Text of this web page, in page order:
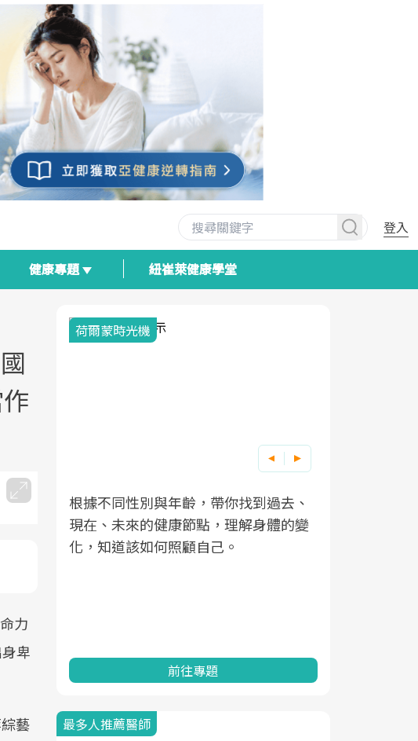
登入
健康專題 紐崔萊健康學堂
力
卑
藝
快速
民
康
站式
出
荷爾蒙時光機
根據不同性別與年齡，帶你找到過去、
現在、未來的健康節點，理解身體的變
化，知道該如何照顧自己。
前往專題
最多人推薦醫師